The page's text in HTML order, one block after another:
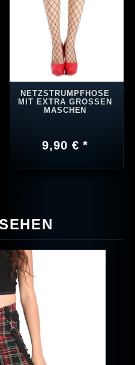
NETZSTRUMPFHOSE
MIT EXTRA GROSSEN M
ASCHEN
9,90 € *